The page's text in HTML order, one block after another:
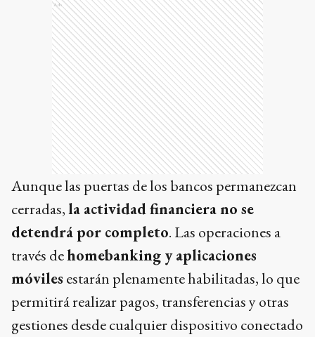
Ads
Aunque las puertas de los bancos permanezcan
cerradas,la actividad financiera no se
detendrá por completo. Las operaciones a
través dehomebanking y aplicaciones
móviles estarán plenamente habilitadas, lo que
permitirá realizar pagos, transferencias y otras
gestiones desde cualquier dispositivo conectado